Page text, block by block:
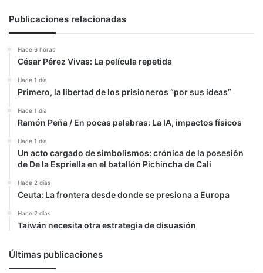
Publicaciones relacionadas
Hace 6 horas
César Pérez Vivas: La película repetida
Hace 1 día
Primero, la libertad de los prisioneros “por sus ideas”
Hace 1 día
Ramón Peña / En pocas palabras: La IA, impactos físicos
Hace 1 día
Un acto cargado de simbolismos: crónica de la posesión
de De la Espriella en el batallón Pichincha de Cali
Hace 2 días
Ceuta: La frontera desde donde se presiona a Europa
Hace 2 días
Taiwán necesita otra estrategia de disuasión
Últimas publicaciones